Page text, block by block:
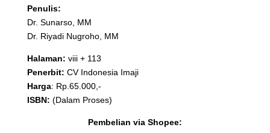
Penulis:
Dr. Sunarso, MM
Dr. Riyadi Nugroho, MM
Halaman: viii + 113
Penerbit: CV Indonesia Imaji
Harga: Rp.65.000,-
ISBN: (Dalam Proses)
Pembelian via Shopee: